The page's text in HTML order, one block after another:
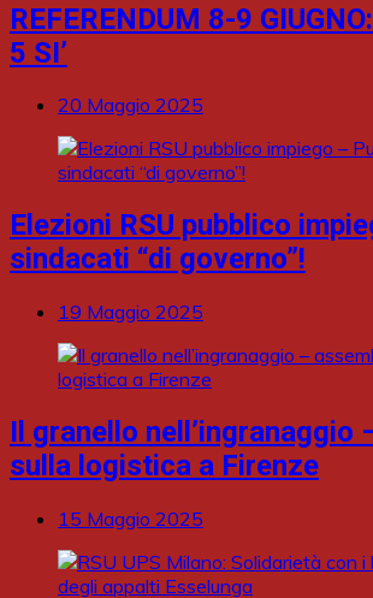
REFERENDUM 8-9
5 SI’
20 Maggio 2025
Elezioni RSU pubblico
sindacati “di governo”!
19 Maggio 2025
Il granello nell’ingranaggio
sulla logistica a Firenze
15 Maggio 2025